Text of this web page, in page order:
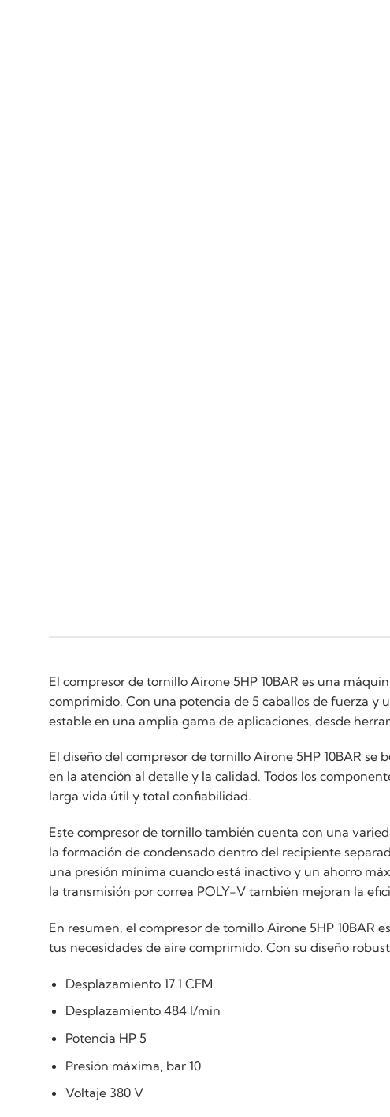
El compresor de tornillo Airone 5HP 10BAR es una
comprimido. Con una potencia de 5 caballos de fuerza y
estable en una amplia gama de aplicaciones, desde
El diseño del compresor de tornillo Airone 5HP 10BAR
en la atención al detalle y la calidad. Todos los
larga vida útil y total confiabilidad.
Este compresor de tornillo también cuenta con una
la formación de condensado dentro del recipiente
una presión mínima cuando está inactivo y un ahorro
la transmisión por correa POLY-V también mejoran la
En resumen, el compresor de tornillo Airone 5HP 10BAR
tus necesidades de aire comprimido. Con su diseño
Desplazamiento 17.1 CFM
Desplazamiento 484 l/min
Potencia HP 5
Presión máxima, bar 10
Voltaje 380 V